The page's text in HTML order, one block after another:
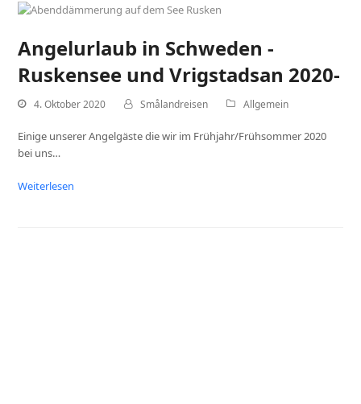
Angelurlaub in Schweden -
Ruskensee und Vrigstadsan 2020-
4. Oktober 2020 Smålandreisen Allgemein
Einige unserer Angelgäste die wir im Frühjahr/Frühsommer 2020
bei uns…
Weiterlesen